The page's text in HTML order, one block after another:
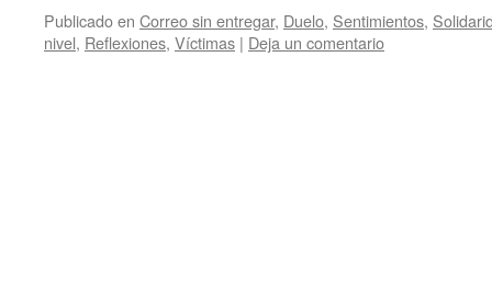
Publicado en Correo sin entregar, Duelo, Sentimientos,
nivel, Reflexiones, Víctimas | Deja un comentario